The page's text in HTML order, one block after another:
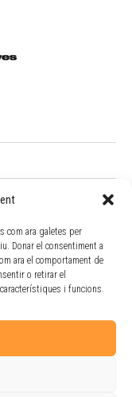
com ara galetes per
Donar el consentiment a
ara el comportament de
o retirar el
i funcions.